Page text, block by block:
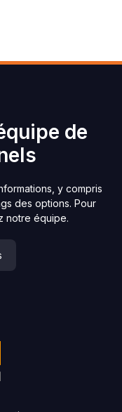
de
y compris
des options. Pour
notre équipe.